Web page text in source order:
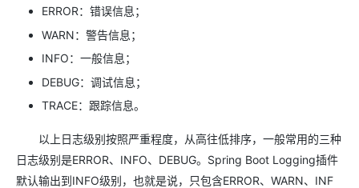
ERROR：错误信息；
WARN：警告信息；
INFO：一般信息；
DEBUG：调试信息；
TRACE：跟踪信息。
以上日志级别按照严重程度，从高往低排序，一般常用的三种
日志级别是ERROR、INFO、DEBUG。Spring Boot Logging插件
默认输出到INFO级别，也就是说，只包含ERROR、WARN、INF